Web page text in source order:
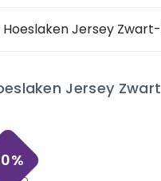
Jersey Zwart
%